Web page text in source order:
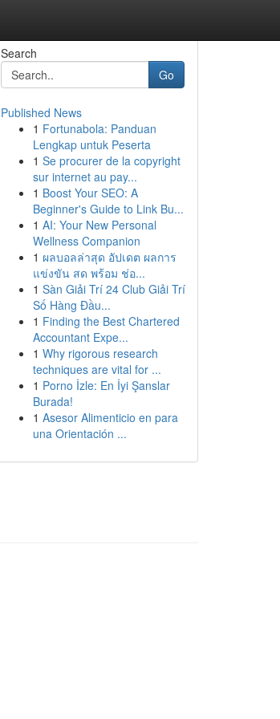
Search
Go
Published News
1 Fortunabola: Panduan
Lengkap untuk Peserta
1 Se procurer de la copyright
sur internet au pay...
1 Boost Your SEO: A
Beginner's Guide to Link Bu...
1 AI: Your New Personal
Wellness Companion
1 ผลบอลล่าสุด อัปเดต ผลการ
แข่งขัน สด พร้อม ช่อ...
1 Sàn Giải Trí 24 Club Giải Trí
Số Hàng Đầu...
1 Finding the Best Chartered
Accountant Expe...
1 Why rigorous research
techniques are vital for ...
1 Porno İzle: En İyi Şanslar
Burada!
1 Asesor Alimenticio en para
una Orientación ...